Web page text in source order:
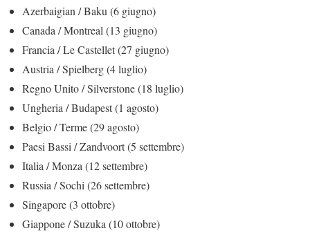
Azerbaigian / Baku (6 giugno)
Canada / Montreal (13 giugno)
Francia / Le Castellet (27 giugno)
Austria / Spielberg (4 luglio)
Regno Unito / Silverstone (18 luglio)
Ungheria / Budapest (1 agosto)
Belgio / Terme (29 agosto)
Paesi Bassi / Zandvoort (5 settembre)
Italia / Monza (12 settembre)
Russia / Sochi (26 settembre)
Singapore (3 ottobre)
Giappone / Suzuka (10 ottobre)